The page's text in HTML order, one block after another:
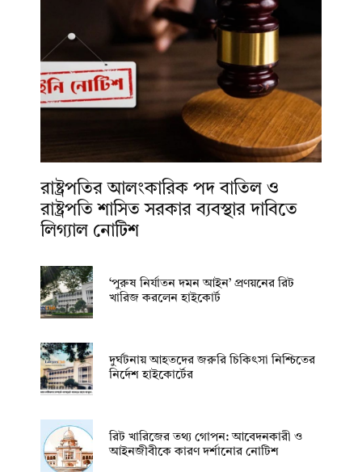
রাষ্ট্রপতির আলংকারিক পদ বাতিল ও
রাষ্ট্রপতি শাসিত সরকার ব্যবস্থার দাবিতে
লিগ্যাল নোটিশ
‘পুরুষ নির্যাতন দমন আইন’ প্রণয়নের রিট
খারিজ করলেন হাইকোর্ট
দুর্ঘটনায় আহতদের জরুরি চিকিৎসা নিশ্চিতের
নির্দেশ হাইকোর্টের
রিট খারিজের তথ্য গোপন: আবেদনকারী ও
আইনজীবীকে কারণ দর্শানোর নোটিশ